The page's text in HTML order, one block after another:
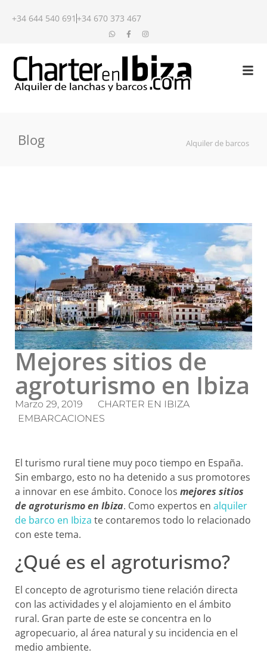
+34 644 540 691 +34 670 373 467
Blog Alquiler de barcos
Mejores sitios de
agroturismo en Ibiza
Marzo 29, 2019
CHARTER EN IBIZA
EMBARCACIONES
El turismo rural tiene muy poco tiempo en España.
Sin embargo, esto no ha detenido a sus promotores
a innovar en ese ámbito. Conoce los mejores sitios
de agroturismo en Ibiza. Como expertos en alquiler
de barco en Ibiza te contaremos todo lo relacionado
con este tema.
¿Qué es el agroturismo?
El concepto de agroturismo tiene relación directa
con las actividades y el alojamiento en el ámbito
rural. Gran parte de este se concentra en lo
agropecuario, al área natural y su incidencia en el
medio ambiente.